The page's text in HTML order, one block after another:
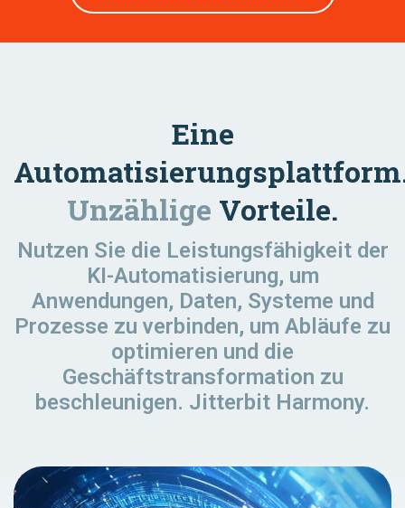
Eine
Unzählige Vorteile.
Nutzen Sie die Leistungsfähigkeit der
KI-Automatisierung, um
Anwendungen, Daten, Systeme und
Prozesse zu verbinden, um Abläufe zu
optimieren und die
Geschäftstransformation zu
beschleunigen. Jitterbit Harmony.